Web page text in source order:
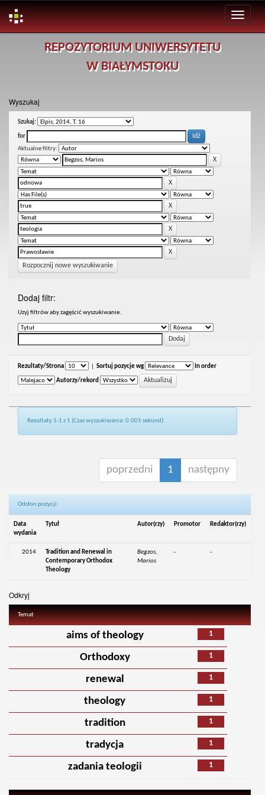
REPOZYTORIUM UNIWERSYTETU
W BIAŁYMSTOKU
Wyszukaj
Szukaj:
for
Aktualne filtry:
Rozpocznij nowe wyszukiwanie
Dodaj filtr:
Uzyj filtrów aby zagęścić wyszukiwanie.
Rezultaty/Strona Sortuj pozycje wg In order
Autorzy/rekord
Rezultaty 1-1 z 1 (Czas wyszukiwania: 0.001 sekund).
poprzedni 1 następny
Odsłon pozycji:
Data
wydania
Tytuł Autor(rzy) Promotor Redaktor(rzy)
2014
Tradition and Renewal in
Contemporary Orthodox
Theology
Begzos,
Marios
- -
Odkryj
Temat
1
aims of theology
1
Orthodoxy
1
renewal
1
theology
1
tradition
1
tradycja
1
zadania teologii